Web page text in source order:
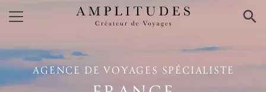
×
AGENCE DE VOYAGES SPÉCIALISTE